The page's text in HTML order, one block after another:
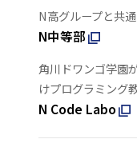
N高グループと共
N中等部
角川ドワンゴ学園
けプログラミング
N Code Labo